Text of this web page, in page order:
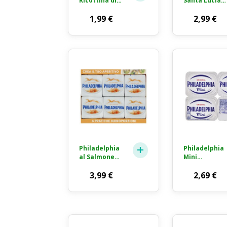
Formaggio
1,99 €
Pizza
Julienne 150g
2,99 €
Philadelphia
al Salmone
Fresco
6x25g
3,99 €
Philadelphia
Mini
Fresco
4x35g
2,69 €